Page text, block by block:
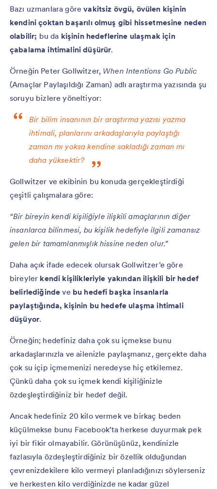
Bazı uzmanlara görevakitsiz övgü, övülen kişinin
kendini çoktan başarılı olmuş gibi hissetmesine neden
olabilir; bu da kişinin hedeflerine ulaşmak için
çabalama ihtimalini düşürür.
Örneğin Peter Gollwitzer, When Intentions Go Public
(Amaçlar Paylaşıldığı Zaman) adlı araştırma yazısında şu
soruyu bizlere yöneltiyor:
Bir bilim insanının bir araştırma yazısı yazma
ihtimali, planlarını arkadaşlarıyla paylaştığı
zaman mı yoksa kendine sakladığı zaman mı
daha yüksektir?
Gollwitzer ve ekibinin bu konuda gerçekleştirdiği
çeşitli çalışmalara göre:
“Bir bireyin kendi kişiliğiyle ilişkili amaçlarının diğer
insanlarca bilinmesi, bu kişilik hedefiyle ilgili zamansız
gelen bir tamamlanmışlık hissine neden olur.”
Daha açık ifade edecek olursak Gollwitzer’e göre
bireyler kendi kişilikleriyle yakından ilişkili bir hedef
belirlediğindeve bu hedefi başka insanlarla
paylaştığında, kişinin bu hedefe ulaşma ihtimali
düşüyor.
Örneğin; hedefiniz daha çok su içmekse bunu
arkadaşlarınızla ve ailenizle paylaşmanız, gerçekte daha
çok su içip içmemenizi neredeyse hiç etkilemez.
Çünkü daha çok su içmek kendi kişiliğinizle
özdeşleştirdiğiniz bir hedef değil.
Ancak hedefiniz 20 kilo vermek ve birkaç beden
küçülmekse bunu Facebook’ta herkese duyurmak pek
iyi bir fikir olmayabilir. Görünüşünüz, kendinizle
fazlasıyla özdeşleştirdiğiniz bir özellik olduğundan
çevrenizdekilere kilo vermeyi planladığınızı söylerseniz
ve herkesten kilo verdiğinizde ne kadar güzel